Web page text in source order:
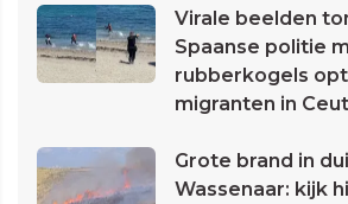
Virale beelden
Spaanse politie
rubberkogels
migranten in
Grote brand in
Wassenaar: kijk